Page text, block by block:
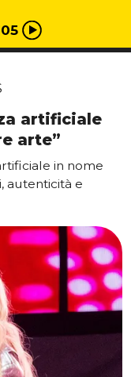
artificiale
arte”
in nome
autenticità e